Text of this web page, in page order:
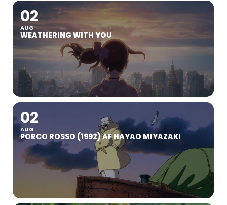
02
AUG
WEATHERING WITH YOU
02
AUG
PORCO ROSSO (1992) AF HAYAO MIYAZAKI